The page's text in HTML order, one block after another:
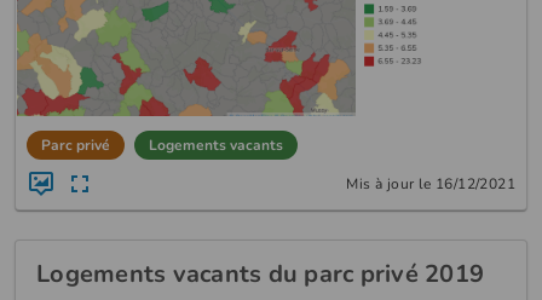
Parc privé
Logements vacants
Mis à jour le 16/12/2021
Logements vacants du parc privé 2019